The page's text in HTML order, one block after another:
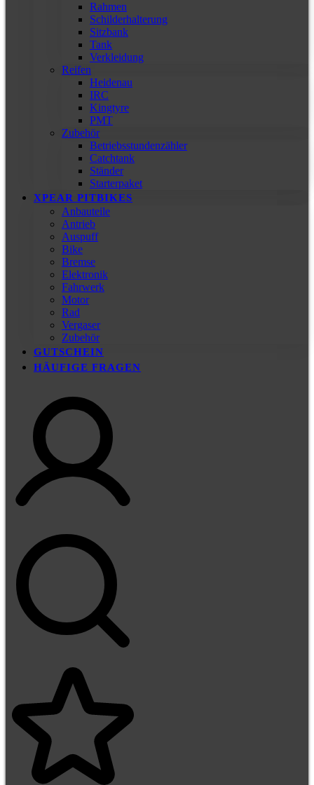
Rahmen
Schilderhalterung
Sitzbank
Tank
Verkleidung
Reifen
Heidenau
IRC
Kingtyre
PMT
Zubehör
Betriebsstundenzähler
Catchtank
Ständer
Starterpaket
XPEAR PITBIKES
Anbauteile
Antrieb
Auspuff
Bike
Bremse
Elektronik
Fahrwerk
Motor
Rad
Vergaser
Zubehör
GUTSCHEIN
HÄUFIGE FRAGEN